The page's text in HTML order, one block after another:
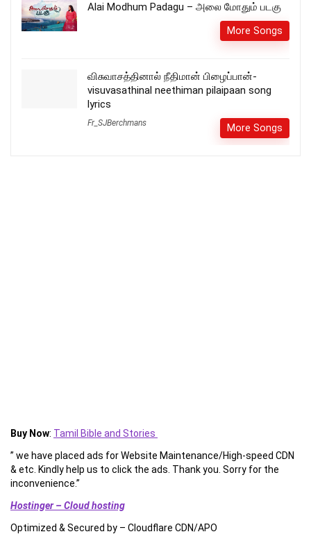
Alai Modhum Padagu – அலை மோதும் படகு
More Songs
விசுவாசத்தினால் நீதிமான் பிழைப்பான்-
visuvasathinal neethiman pilaipaan song
lyrics
Fr_SJBerchmans More Songs
Buy Now: Tamil Bible and Stories
” we have placed ads for Website Maintenance/High-speed CDN
& etc. Kindly help us to click the ads. Thank you. Sorry for the
inconvenience.”
Hostinger – Cloud hosting
Optimized & Secured by – Cloudflare CDN/APO